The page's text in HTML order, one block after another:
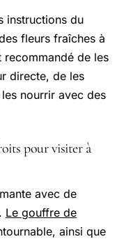
instructions du
fleurs fraîches à
recommandé de les
directe, de les
nourrir avec des
pour visiter à
avec de
Le gouffre de
ainsi que